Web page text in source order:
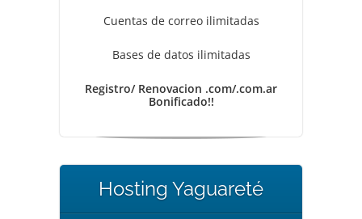
Cuentas de correo ilimitadas
Bases de datos ilimitadas
Registro/ Renovacion .com/.com.ar
Bonificado!!
Hosting Yaguareté